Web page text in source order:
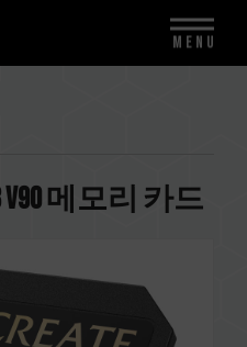
U3 V90 메모리 카드
MENU